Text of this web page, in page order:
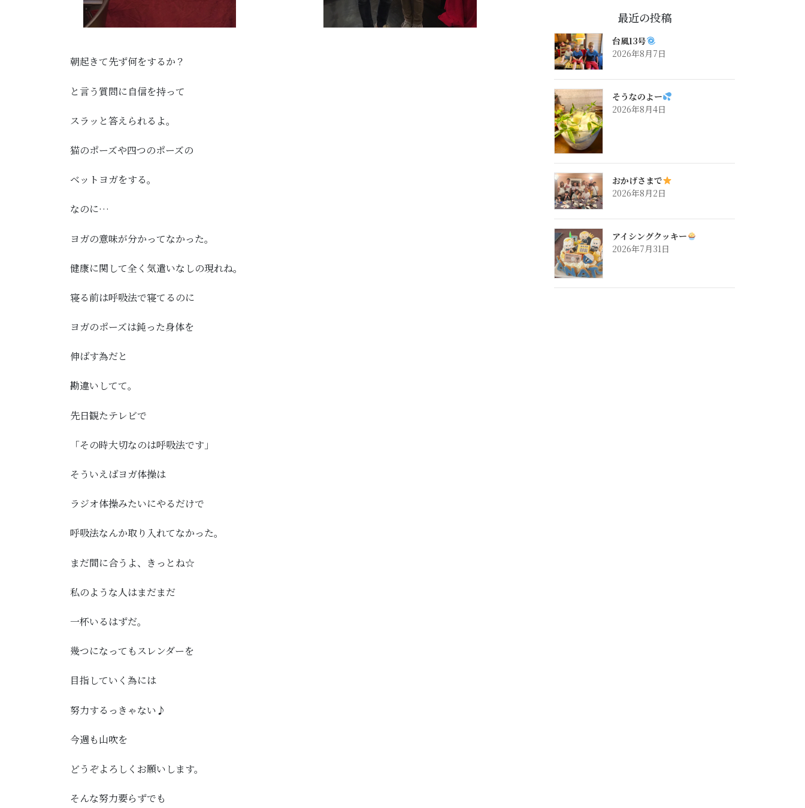
朝起きて先ず何をするか？
と言う質問に自信を持って
スラッと答えられるよ。
猫のポーズや四つのポーズの
ベットヨガをする。
なのに…
ヨガの意味が分かってなかった。
健康に関して全く気遣いなしの現れね。
寝る前は呼吸法で寝てるのに
ヨガのポーズは鈍った身体を
伸ばす為だと
勘違いしてて。
先日観たテレビで
「その時大切なのは呼吸法です」
そういえばヨガ体操は
ラジオ体操みたいにやるだけで
呼吸法なんか取り入れてなかった。
まだ間に合うよ、きっとね☆
私のような人はまだまだ
一杯いるはずだ。
幾つになってもスレンダーを
目指していく為には
努力するっきゃない♪
今週も山吹を
どうぞよろしくお願いします。
そんな努力要らずでも
最近の投稿
台風13号
2026年8月7日
そうなのよー
2026年8月4日
おかげさまで
2026年8月2日
アイシングクッキー
2026年7月31日